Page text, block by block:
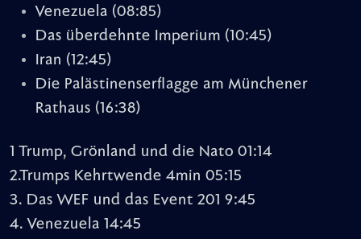
Venezuela (08:85)
Das überdehnte Imperium (10:45)
Iran (12:45)
Die Palästinenserflagge am Münchener
Rathaus (16:38)
1 Trump, Grönland und die Nato 01:14
2.Trumps Kehrtwende 4min 05:15
3. Das WEF und das Event 201 9:45
4. Venezuela 14:45